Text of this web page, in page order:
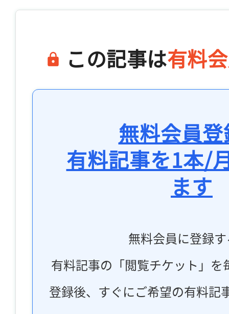
この記事は有料
無料会員
有料記事を1本/
ます
無料会員に登録
有料記事の「閲覧チケット」
登録後、すぐにご希望の有料記